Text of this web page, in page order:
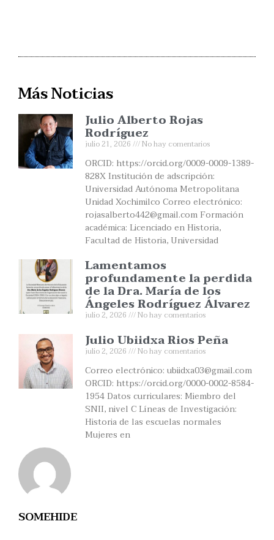
SOMEHIDE
Más Noticias
Julio Alberto Rojas
Rodríguez
julio 21, 2026 No hay comentarios
ORCID: https://orcid.org/0009-0009-1389-
828X Institución de adscripción:
Universidad Autónoma Metropolitana
Unidad Xochimilco Correo electrónico:
rojasalberto442@gmail.com Formación
académica: Licenciado en Historia,
Facultad de Historia, Universidad
Lamentamos
profundamente la perdida
de la Dra. María de los
Ángeles Rodríguez Álvarez
julio 2, 2026 No hay comentarios
Julio Ubiidxa Rios Peña
julio 2, 2026 No hay comentarios
Correo electrónico: ubiidxa03@gmail.com
ORCID: https://orcid.org/0000-0002-8584-
1954 Datos curriculares: Miembro del
SNII, nivel C Líneas de Investigación:
Historia de las escuelas normales
Mujeres en